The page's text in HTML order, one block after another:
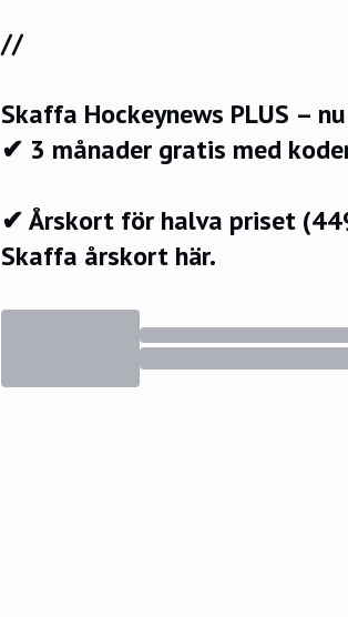
//
Skaffa Hockeynews PLUS –
✔ 3 månader gratis med koden
✔ Årskort för halva priset
Skaffa årskort här.